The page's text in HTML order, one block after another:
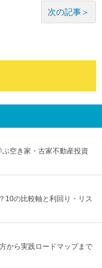
次の記事＞
空き家・古家不動産投資
10の比較軸と利回り・リス
から実践ロードマップまで